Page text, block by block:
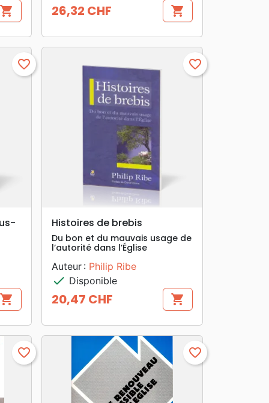
shopping_cart Prix
26,32 CHF shopping_cart
favorite_border
shopping_cart
search APERÇU RAPIDE
favorite_border
Histoires de brebis
Du bon et du mauvais usage de
l’autorité dans l’Église
Auteur : Philip Ribe
check Disponible
Prix
20,47 CHF shopping_cart
favorite_border favorite_border